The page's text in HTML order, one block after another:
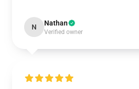
N Nathan
Verified owner